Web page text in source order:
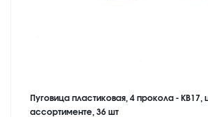
Пуговица пластиковая, 4 прокола - KB17,
ассортименте, 36 шт